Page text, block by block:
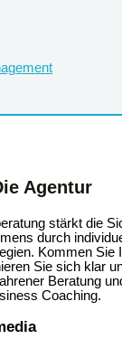
Agentur
stärkt die
durch
Kommen Sie
Sie sich klar
Beratung
Coaching.